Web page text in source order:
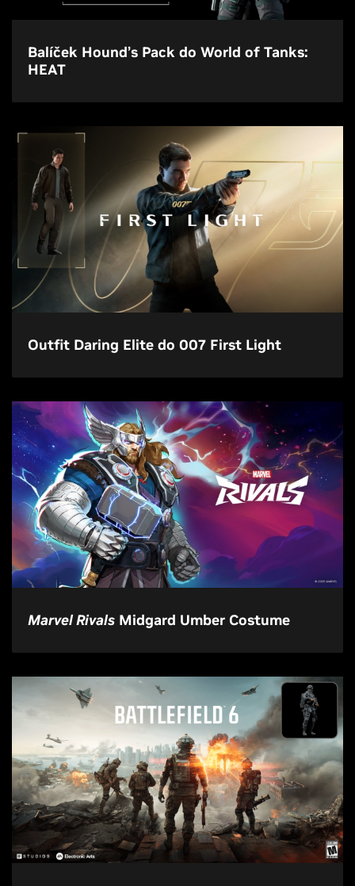
Balíček Hound’s Pack do World of Tanks:
HEAT
Outfit Daring Elite do 007 First Light
Marvel Rivals Midgard Umber Costume